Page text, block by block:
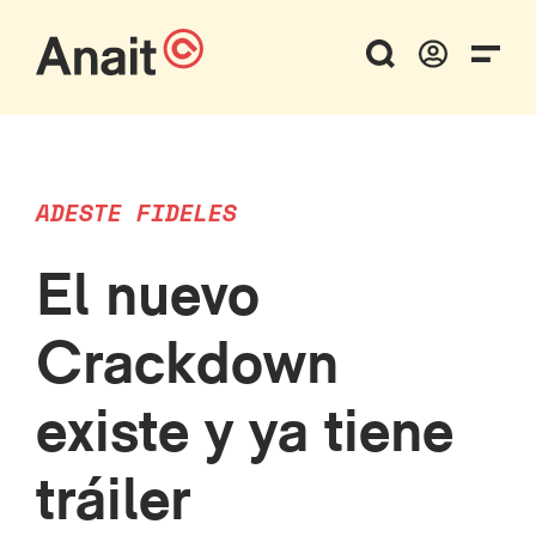
ADESTE FIDELES
El nuevo
Crackdown
existe y ya tiene
tráiler